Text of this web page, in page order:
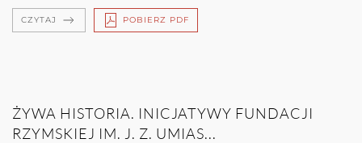
CZYTAJ POBIERZ PDF
ŻYWA HISTORIA. INICJATYWY FUNDACJI
RZYMSKIEJ IM. J. Z. UMIAS...